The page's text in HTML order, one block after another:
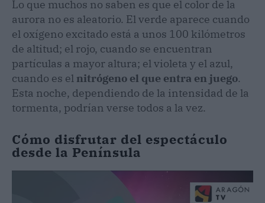
Lo que muchos no saben es que el color de la
aurora no es aleatorio. El verde aparece cuando
el oxígeno excitado está a unos 100 kilómetros
de altitud; el rojo, cuando se encuentran
partículas a mayor altura; el violeta y el azul,
cuando es el nitrógeno el que entra en juego.
Esta noche, dependiendo de la intensidad de la
tormenta, podrían verse todos a la vez.
Cómo disfrutar del espectáculo
desde la Península